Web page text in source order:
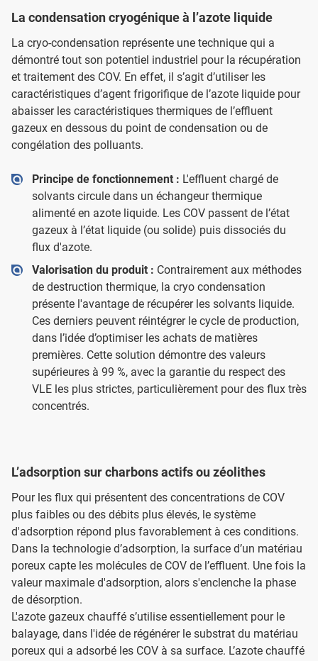
La condensation cryogénique à l’azote liquide
La cryo-condensation représente une technique qui a
démontré tout son potentiel industriel pour la récupération
et traitement des COV. En effet, il s’agit d’utiliser les
caractéristiques d’agent frigorifique de l’azote liquide pour
abaisser les caractéristiques thermiques de l’effluent
gazeux en dessous du point de condensation ou de
congélation des polluants.
Principe de fonctionnement : L'effluent chargé de
solvants circule dans un échangeur thermique
alimenté en azote liquide. Les COV passent de l’état
gazeux à l’état liquide (ou solide) puis dissociés du
flux d'azote.
Valorisation du produit : Contrairement aux méthodes
de destruction thermique, la cryo condensation
présente l'avantage de récupérer les solvants liquide.
Ces derniers peuvent réintégrer le cycle de production,
dans l’idée d’optimiser les achats de matières
premières. Cette solution démontre des valeurs
supérieures à 99 %, avec la garantie du respect des
VLE les plus strictes, particulièrement pour des flux très
concentrés.
L’adsorption sur charbons actifs ou zéolithes
Pour les flux qui présentent des concentrations de COV
plus faibles ou des débits plus élevés, le système
d'adsorption répond plus favorablement à ces conditions.
Dans la technologie d’adsorption, la surface d’un matériau
poreux capte les molécules de COV de l’effluent. Une fois la
valeur maximale d'adsorption, alors s'enclenche la phase
de désorption.
L'azote gazeux chauffé s’utilise essentiellement pour le
balayage, dans l'idée de régénérer le substrat du matériau
poreux qui a adsorbé les COV à sa surface. L’azote chauffé